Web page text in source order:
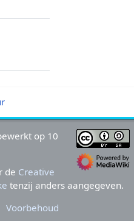
op 10
de Creative
tenzij anders aangegeven.
Voorbehoud